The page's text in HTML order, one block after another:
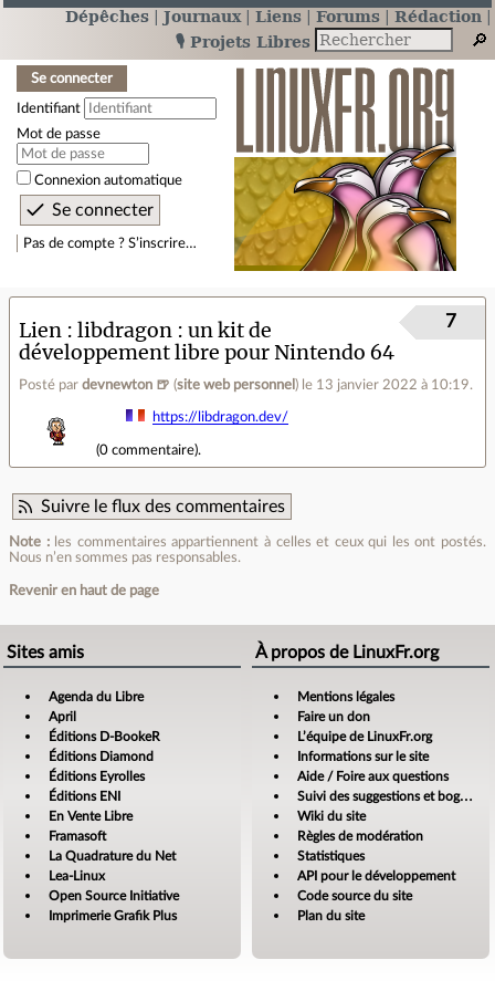
Dépêches Journaux Liens Forums
Rédaction
🎙️ Projets Libres
Se connecter
Identifiant
Mot de passe
Connexion automatique
Pas de compte ? S’inscrire…
Lien
libdragon : un kit de
développement libre pour Nintendo 64
Posté par devnewton 🍺 (site web personnel ) le 13 janvier 2022 à 10:19.
7
https://libdragon.dev/
(0 commentaire).
Suivre le flux des commentaires
Note :les commentaires appartiennent à celles et ceux qui les ont postés.
Nous n’en sommes pas responsables.
Revenir en haut de page
Sites amis
Agenda du Libre
April
Éditions D-BookeR
Éditions Diamond
Éditions Eyrolles
Éditions ENI
En Vente Libre
Framasoft
La Quadrature du Net
Lea-Linux
Open Source Initiative
Imprimerie Grafik Plus
À propos de LinuxFr.org
Mentions légales
Faire un don
L’équipe de LinuxFr.org
Informations sur le site
Aide / Foire aux questions
Suivi des suggestions et bogues
Wiki du site
Règles de modération
Statistiques
API pour le développement
Code source du site
Plan du site